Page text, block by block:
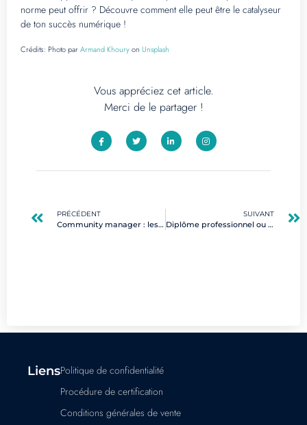
norme peut offrir ? Découvre comment elle peut être le catalyseur
de ton succès numérique !
Crédits: Photo parArmand Khouryon Unsplash
Vous appréciez cet article.
Merci de le partager !
PRÉCÉDENT
Community manager : les compétences clés pour réussir en marketing digital
SUIVANT
Diplôme professionnel ou certification : quel choix pour booster votre carrière digitale ?
LiensPolitique de confidentialité
Procédure de certification
Conditions générales de vente